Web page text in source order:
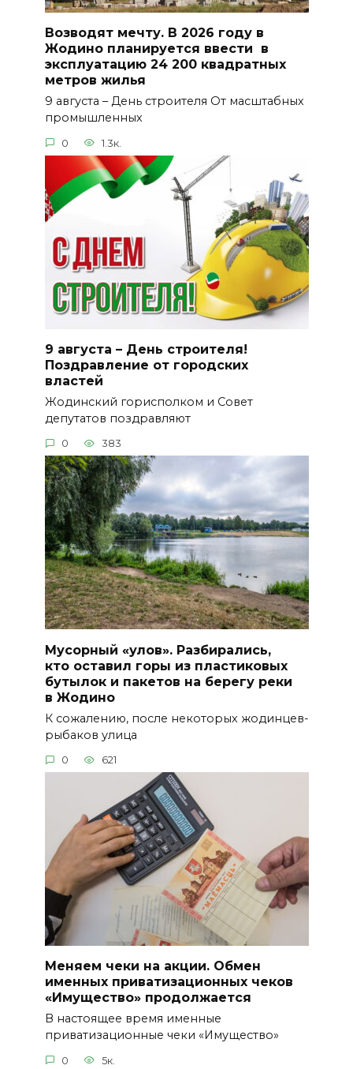
Возводят мечту. В 2026 году в
Жодино планируется ввести в
эксплуатацию 24 200 квадратных
метров жилья
9 августа – День строителя От масштабных
промышленных
0 1.3к.
9 августа – День строителя!
Поздравление от городских
властей
Жодинский горисполком и Совет
депутатов поздравляют
0 383
Мусорный «улов». Разбирались,
кто оставил горы из пластиковых
бутылок и пакетов на берегу реки
в Жодино
К сожалению, после некоторых жодинцев-
рыбаков улица
0 621
Меняем чеки на акции. Обмен
именных приватизационных чеков
«Имущество» продолжается
В настоящее время именные
приватизационные чеки «Имущество»
0 5к.